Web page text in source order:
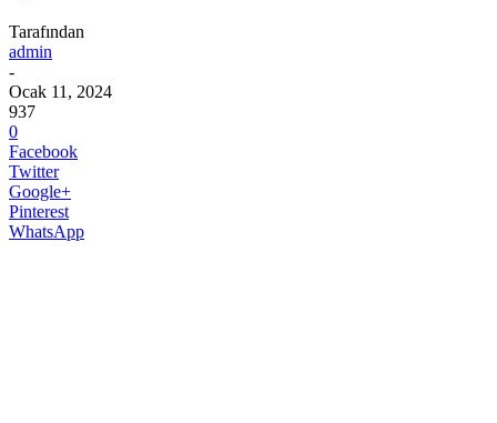
Tarafından
admin
-
Ocak 11, 2024
937
0
Facebook
Twitter
Google+
Pinterest
WhatsApp